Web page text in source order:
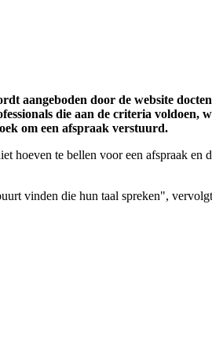
aangeboden door de website
die aan de criteria voldoen,
om een afspraak verstuurd.
hoeven te bellen voor een afspraak en
vinden die hun taal spreken",